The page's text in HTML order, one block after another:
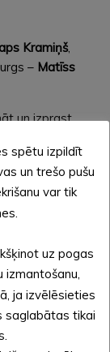
Kramiņš,
– Matīss
un izprast
un nozīmi
vietā,
spētu izpildīt
un trešo pušu
var tik
uz pogas
izmantošanu,
ja izvēlēsieties
saglabātas tikai